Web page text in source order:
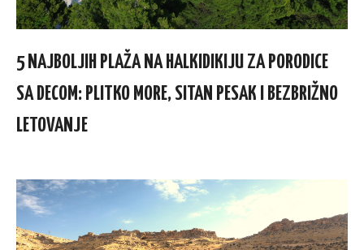
5 NAJBOLJIH PLAŽA NA HALKIDIKIJU ZA PORODICE
SA DECOM: PLITKO MORE, SITAN PESAK I BEZBRIŽNO
LETOVANJE